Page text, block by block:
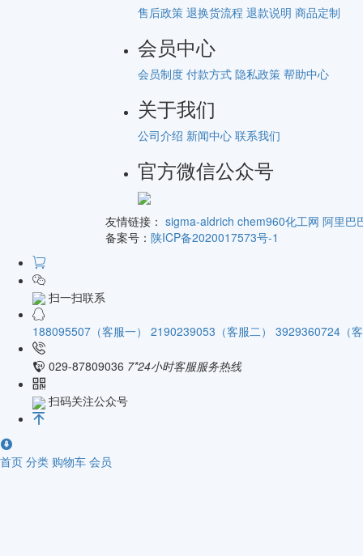
售后政策 退换货流程 退款说明 商品定制
会员中心
会员制度 付款方式 隐私政策 帮助中心
关于我们
公司介绍 新闻中心 联系我们
官方微信公众号
友情链接： sigma-aldrich chem960化工网 阿里巴
备案号： 陕ICP备2020017573号-1
扫一扫联系
188095507（客服一） 2190239053（客服二） 3929360724（
029-87809036 7*24小时客服服务热线
扫码关注公众号
首页 分类 购物车 会员